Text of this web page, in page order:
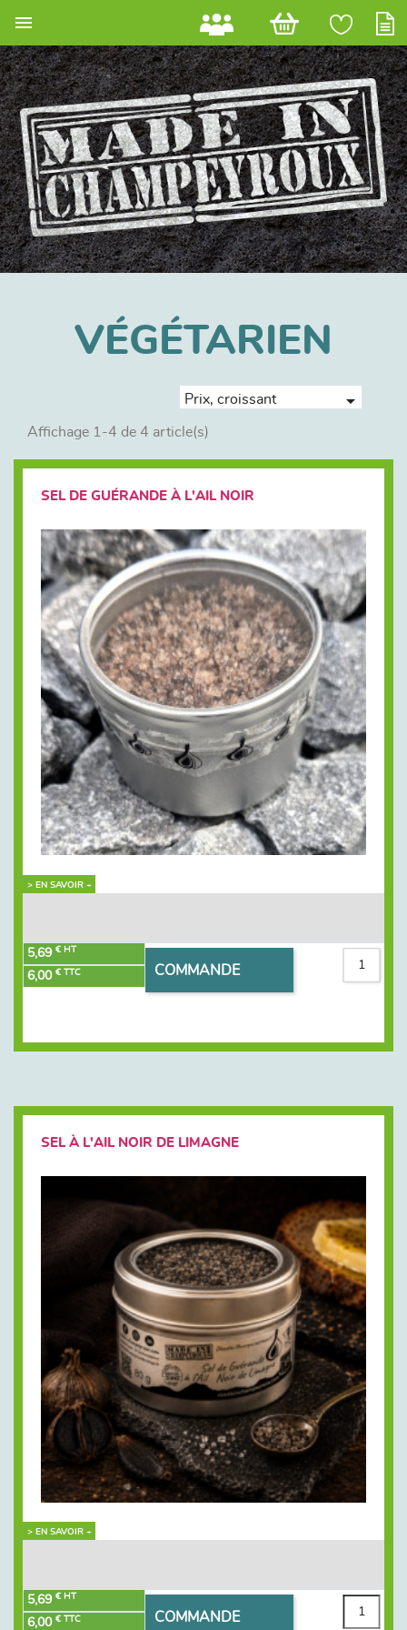

VÉGÉTARIEN
Prix, croissant 
Affichage 1-4 de 4 article(s)
SEL DE GUÉRANDE À L'AIL NOIR
> EN SAVOIR +
5,69 € HT
6,00 € TTC COMMANDE
SEL À L'AIL NOIR DE LIMAGNE
> EN SAVOIR +
5,69 € HT
6,00 € TTC COMMANDE